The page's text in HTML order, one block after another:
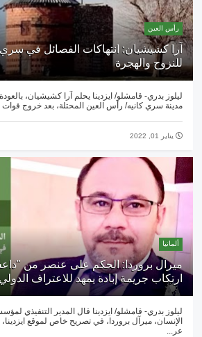
رأس العين
آرا كشيشيان: انتهاكات الفصائل في
للنزوح والهجرة
ليلوز بدري- قامشلو/ ايزدينا يحلم آرا كشيشيان،
مدينة سري كانيه/ رأس العين المحتلة، بعد خروج قوات
يناير 01, 2022
ألمانيا
ميرآل بروردا: الحكم على عنصر من
ارتكاب جريمة إبادة يمهد للاعتراف الدولي
ليلوز بدري- قامشلو/ ايزدينا قال المدير التنفيذي
الإنسان، ميرآل بروردا، في تصريح خاص لموقع
عر...